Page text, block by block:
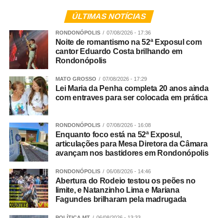
noturna da capital. Na ocasião do lançamento da
operação, a secretária municipal de Ordem Pública,
Juliana Palhares afirmou que a intensificação das
fiscalizações busca garantir maior segurança ao público
e assegurar que os estabelecimentos estejam adequados
às normas exigidas para funcionamento.
WhatsApp
Facebook
Twitter
Messenger
LinkedIn
Share
Galhos maiores, resultado de podas, devem ser levados
pelo próprio morador até o Depósito Municipal de
Entulhos (DME). Restos de construção civil também não
são coletados em casa e devem ser recolhidos por
empresas especializadas nesta coleta. Se for pouco
volume, o próprio morador pode levar os resíduos de
semana (inclusive aos fins de semana), das 6h às 18h.
Veja Mais:
Várzea Grande oferece parques com
estrutura para lazer e atividades físicas no feriado
da Semana Santa
Resíduos industriais não são recolhidos de forma alguma
ÚLTIMAS NOTÍCIAS
RONDONÓPOLIS 07/08/2026 - 17:36
Noite de romantismo na 52ª Exposul com
cantor Eduardo Costa brilhando em
Rondonópolis
MATO GROSSO 07/08/2026 - 17:29
Lei Maria da Penha completa 20 anos ainda
com entraves para ser colocada em prática
RONDONÓPOLIS 07/08/2026 - 16:08
Enquanto foco está na 52ª Exposul,
articulações para Mesa Diretora da Câmara
avançam nos bastidores em Rondonópolis
RONDONÓPOLIS 06/08/2026 - 14:46
Abertura do Rodeio testou os peões no
limite, e Natanzinho Lima e Mariana
Fagundes brilharam pela madrugada